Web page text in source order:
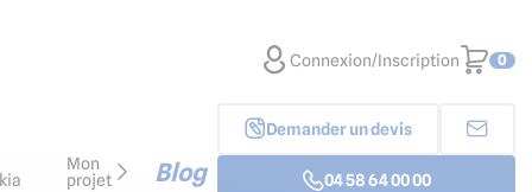
Blog
Mon
projet
Demander un devis
04 58 64 00 00
Connexion/Inscription 0